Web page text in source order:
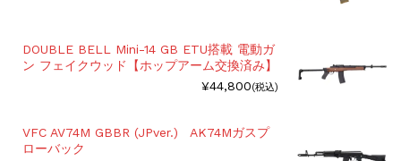
DOUBLE BELL Mini-14 GB ETU搭載 電動ガ
ン フェイクウッド【ホップアーム交換済み】
¥44,800(税込)
VFC AV74M GBBR (JPver.) AK74Mガスプ
ローバック